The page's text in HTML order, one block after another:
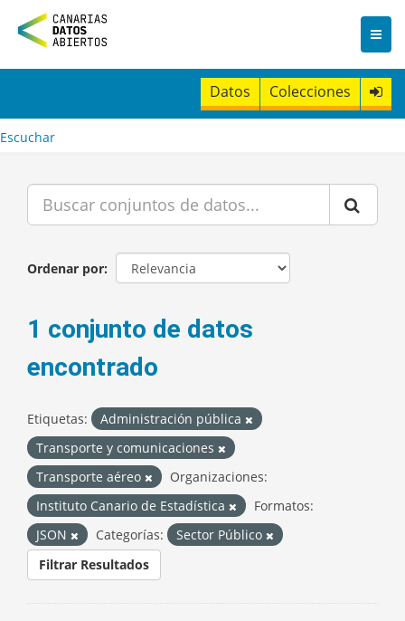
n
t
Datos Colecciones
Escuchar
Ordenar por
1 conjunto de datos
encontrado
Etiquetas:
Administración pública
Transporte y comunicaciones
Transporte aéreo
Organizaciones:
Instituto Canario de Estadística
Formatos:
JSON
Categorías:
Sector Público
Filtrar Resultados